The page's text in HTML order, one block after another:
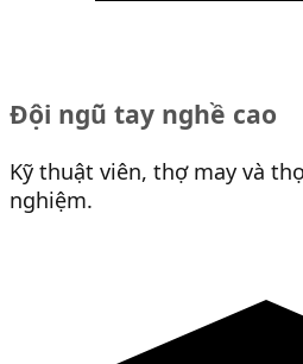
Đội ngũ tay nghề cao
Kỹ thuật viên, thợ may và
nghiệm.